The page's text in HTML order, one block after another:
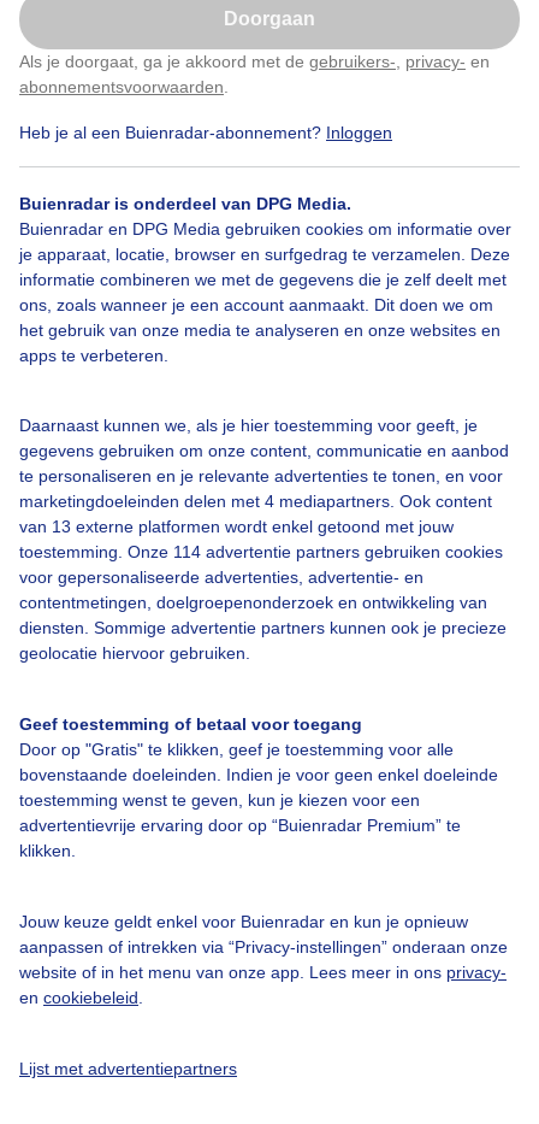
Doorgaan
Als je doorgaat, ga je akkoord met de gebruikers- privacy- en
abonnementsvoorwaarden
Heb je al een Buienradar-abonnement? Inloggen
Buienradar is onderdeel van DPG Media.
Buienradar en DPG Media gebruiken cookies om informatie over
je apparaat, locatie, browser en surfgedrag te verzamelen. Deze
informatie combineren we met de gegevens die je zelf deelt met
ons, zoals wanneer je een account aanmaakt. Dit doen we om
het gebruik van onze media te analyseren en onze websites en
apps te verbeteren.
Daarnaast kunnen we, als je hier toestemming voor geeft, je
gegevens gebruiken om onze content, communicatie en aanbod
te personaliseren en je relevante advertenties te tonen, en voor
marketingdoeleinden delen met 4 mediapartners. Ook content
van 13 externe platformen wordt enkel getoond met jouw
toestemming. Onze 114 advertentie partners gebruiken cookies
voor gepersonaliseerde advertenties, advertentie- en
contentmetingen, doelgroepenonderzoek en ontwikkeling van
diensten. Sommige advertentie partners kunnen ook je precieze
geolocatie hiervoor gebruiken.
Geef toestemming of betaal voor toegang
Door op "Gratis" te klikken, geef je toestemming voor alle
bovenstaande doeleinden. Indien je voor geen enkel doeleinde
toestemming wenst te geven, kun je kiezen voor een
advertentievrije ervaring door op “Buienradar Premium” te
klikken.
Jouw keuze geldt enkel voor Buienradar en kun je opnieuw
aanpassen of intrekken via “Privacy-instellingen” onderaan onze
website of in het menu van onze app. Lees meer in ons privacy-
en cookiebeleid
Lijst met advertentiepartners
Práchtige Moederdag
Lente Zon Dieren
Bekijk slideshow
Een moment geduld aub...
Bedrijfsgegevens
Veelgestelde vragen
Contact
Adverteren
Buienradar Team
Cookie beleid
Klik hierom dit aan te passen